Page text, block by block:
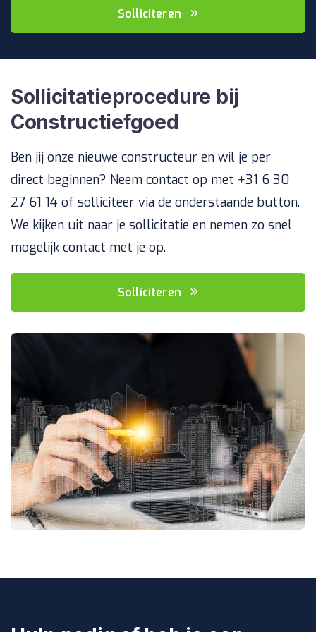
Solliciteren
Sollicitatieprocedure bij
Constructiefgoed
Ben jij onze nieuwe constructeur en wil je per
direct beginnen? Neem contact op met +31 6 30
27 61 14 of solliciteer via de onderstaande button.
We kijken uit naar je sollicitatie en nemen zo snel
mogelijk contact met je op.
Solliciteren